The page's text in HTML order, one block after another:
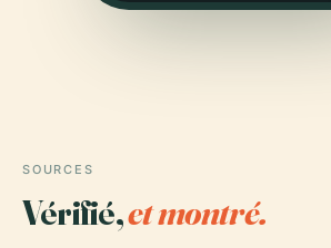
SOURCES
Vérifié,et montré.